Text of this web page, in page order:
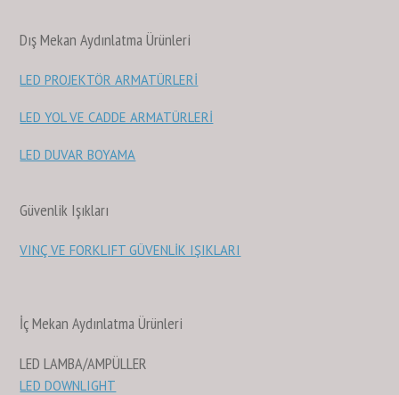
Dış Mekan Aydınlatma Ürünleri
LED PROJEKTÖR ARMATÜRLERİ
LED YOL VE CADDE ARMATÜRLERİ
LED DUVAR BOYAMA
Güvenlik Işıkları
VINÇ VE FORKLIFT GÜVENLİK IŞIKLARI
İç Mekan Aydınlatma Ürünleri
LED LAMBA/AMPÜLLER
LED DOWNLIGHT